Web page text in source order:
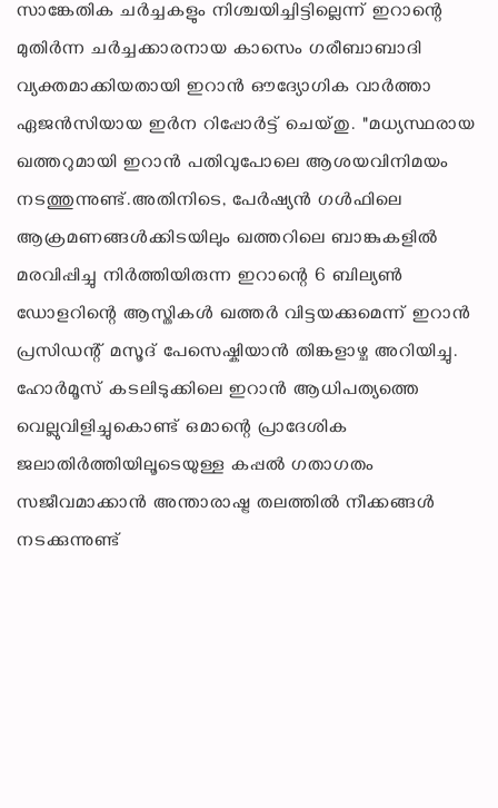
സാങ്കേതിക ചർച്ചകളും നിശ്ചയിച്ചിട്ടില്ലെന്ന് ഇറാന്റെ
മുതിർന്ന ചർച്ചക്കാരനായ കാസെം ഗരീബാബാദി
വ്യക്തമാക്കിയതായി ഇറാൻ ഔദ്യോഗിക വാർത്താ
ഏജൻസിയായ ഇർന റിപ്പോർട്ട് ചെയ്തു. "മധ്യസ്ഥരായ
ഖത്തറുമായി ഇറാൻ പതിവുപോലെ ആശയവിനിമയം
നടത്തുന്നുണ്ട്.അതിനിടെ, പേർഷ്യൻ ഗൾഫിലെ
ആക്രമണങ്ങൾക്കിടയിലും ഖത്തറിലെ ബാങ്കുകളിൽ
മരവിപ്പിച്ചു നിർത്തിയിരുന്ന ഇറാന്റെ 6 ബില്യൺ
ഡോളറിന്റെ ആസ്തികൾ ഖത്തർ വിട്ടയക്കുമെന്ന് ഇറാൻ
പ്രസിഡന്റ് മസൂദ് പേസെഷ്കിയാൻ തിങ്കളാഴ്ച അറിയിച്ചു.
ഹോർമൂസ് കടലിടുക്കിലെ ഇറാൻ ആധിപത്യത്തെ
വെല്ലുവിളിച്ചുകൊണ്ട് ഒമാന്റെ പ്രാദേശിക
ജലാതിർത്തിയിലൂടെയുള്ള കപ്പൽ ഗതാഗതം
സജീവമാക്കാൻ അന്താരാഷ്ട്ര തലത്തിൽ നീക്കങ്ങൾ
നടക്കുന്നുണ്ട്